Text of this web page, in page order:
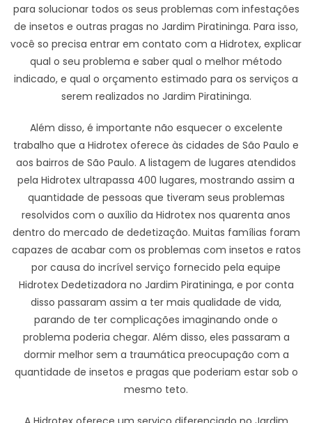
para solucionar todos os seus problemas com infestações
de insetos e outras pragas no Jardim Piratininga. Para isso,
você so precisa entrar em contato com a Hidrotex, explicar
qual o seu problema e saber qual o melhor método
indicado, e qual o orçamento estimado para os serviços a
serem realizados no Jardim Piratininga.
Além disso, é importante não esquecer o excelente
trabalho que a Hidrotex oferece às cidades de São Paulo e
aos bairros de São Paulo. A listagem de lugares atendidos
pela Hidrotex ultrapassa 400 lugares, mostrando assim a
quantidade de pessoas que tiveram seus problemas
resolvidos com o auxílio da Hidrotex nos quarenta anos
dentro do mercado de dedetização. Muitas famílias foram
capazes de acabar com os problemas com insetos e ratos
por causa do incrível serviço fornecido pela equipe
Hidrotex Dedetizadora no Jardim Piratininga, e por conta
disso passaram assim a ter mais qualidade de vida,
parando de ter complicações imaginando onde o
problema poderia chegar. Além disso, eles passaram a
dormir melhor sem a traumática preocupação com a
quantidade de insetos e pragas que poderiam estar sob o
mesmo teto.